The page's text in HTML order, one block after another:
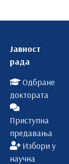
Јавност
рада
Одбране
доктората
Приступна
предавања
Избори у
научна